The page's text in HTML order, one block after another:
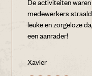
De activiteiten
medewerkers
leuke en zorgeloze
een aanrader!
Xavier